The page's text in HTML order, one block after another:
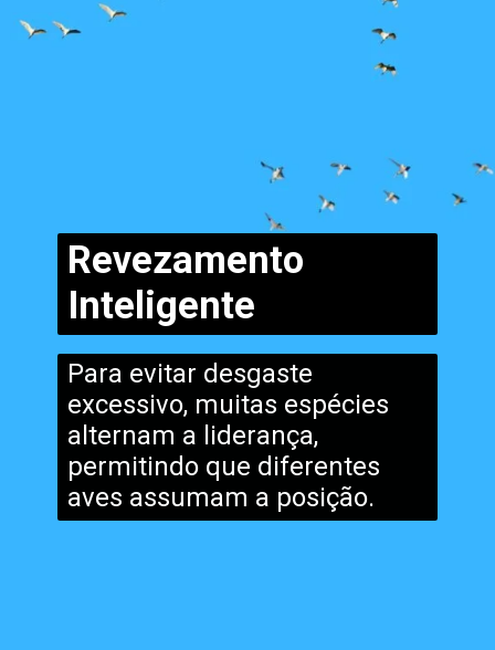
Para evitar desgaste
excessivo, muitas espécies
alternam a liderança,
permitindo que diferentes
aves assumam a posição.
Revezamento
Inteligente